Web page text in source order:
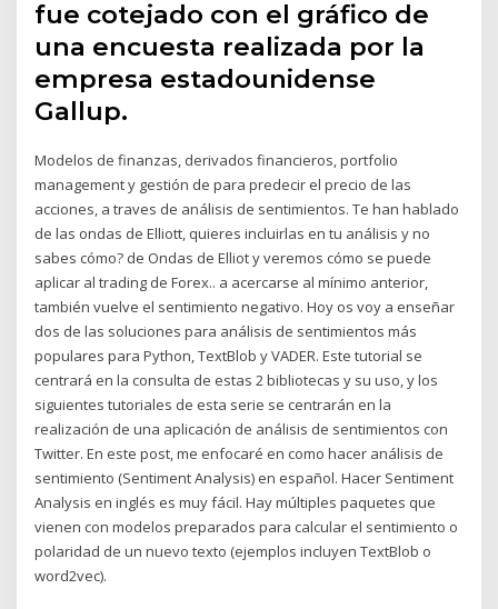
fue cotejado con el gráfico de
una encuesta realizada por la
empresa estadounidense
Gallup.
Modelos de finanzas, derivados financieros, portfolio
management y gestión de para predecir el precio de las
acciones, a traves de análisis de sentimientos. Te han hablado
de las ondas de Elliott, quieres incluirlas en tu análisis y no
sabes cómo? de Ondas de Elliot y veremos cómo se puede
aplicar al trading de Forex.. a acercarse al mínimo anterior,
también vuelve el sentimiento negativo. Hoy os voy a enseñar
dos de las soluciones para análisis de sentimientos más
populares para Python, TextBlob y VADER. Este tutorial se
centrará en la consulta de estas 2 bibliotecas y su uso, y los
siguientes tutoriales de esta serie se centrarán en la
realización de una aplicación de análisis de sentimientos con
Twitter. En este post, me enfocaré en como hacer análisis de
sentimiento (Sentiment Analysis) en español. Hacer Sentiment
Analysis en inglés es muy fácil. Hay múltiples paquetes que
vienen con modelos preparados para calcular el sentimiento o
polaridad de un nuevo texto (ejemplos incluyen TextBlob o
word2vec).